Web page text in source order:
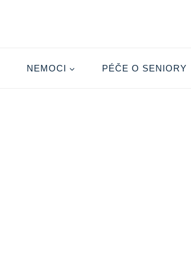
NEMOCI PÉČE O SENIORY